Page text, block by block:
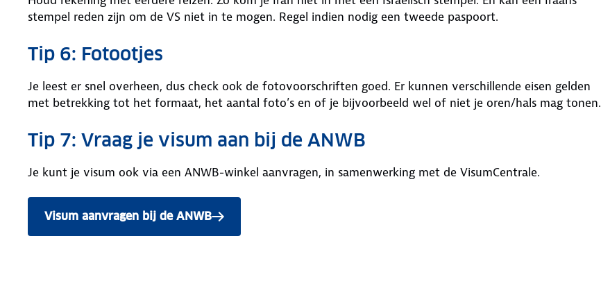
stempel reden zijn om de VS niet in te mogen. Regel indien nodig een tweede paspoort.
Tip 6: Fotootjes
Je leest er snel overheen, dus check ook de fotovoorschriften goed. Er kunnen verschillende eisen gelden
met betrekking tot het formaat, het aantal foto’s en of je bijvoorbeeld wel of niet je oren/hals mag tonen.
Tip 7: Vraag je visum aan bij de ANWB
Je kunt je visum ook via een ANWB-winkel aanvragen, in samenwerking met de VisumCentrale.
Visum aanvragen bij de ANWB